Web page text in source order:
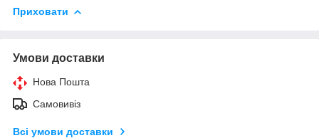
Приховати
Умови доставки
Нова Пошта
Самовивіз
Всі умови доставки